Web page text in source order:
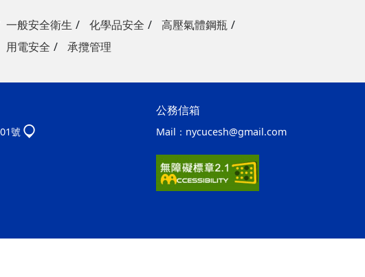
一般安全衛生 化學品安全
高壓氣體鋼瓶
用電安全
承攬管理
號
公務信箱
Mail： nycucesh@gmail.com